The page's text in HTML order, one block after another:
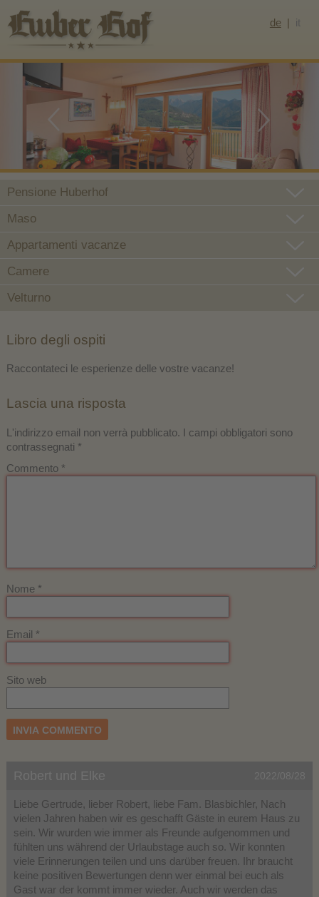
de it
Pensione Huberhof
Maso
Appartamenti vacanze
Camere
Velturno
Libro degli ospiti
Raccontateci le esperienze delle vostre vacanze!
Lascia una risposta
L'indirizzo email non verrà pubblicato. I campi obbligatori sono
contrassegnati *
Commento
Nome *
Email *
Sito web
Robert und Elke 2022/08/28
Liebe Gertrude, lieber Robert, liebe Fam. Blasbichler, Nach
vielen Jahren haben wir es geschafft Gäste in eurem Haus zu
sein. Wir wurden wie immer als Freunde aufgenommen und
fühlten uns während der Urlaubstage auch so. Wir konnten
viele Erinnerungen teilen und uns darüber freuen. Ihr braucht
keine positiven Bewertungen denn wer einmal bei euch als
Gast war der kommt immer wieder. Auch wir werden das